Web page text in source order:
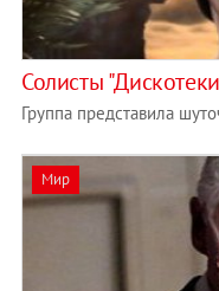
Солисты
Группа представила
Мир